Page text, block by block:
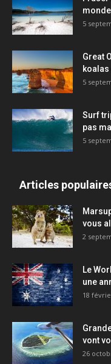
monde
5
Great
koalas
5
Surf
pas
5
Articles
vous
2
Le
une
18
vont
26